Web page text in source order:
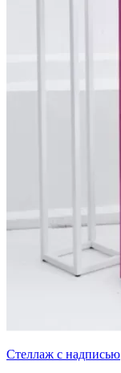
Стеллаж с надписью